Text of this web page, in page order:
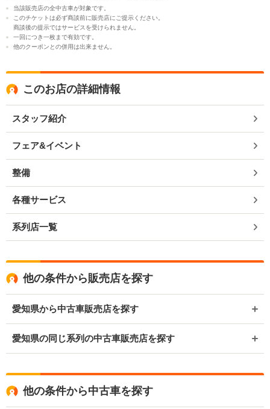
当該販売店の全中古車が対象です。
このチケットは必ず商談前に販売店にご提示ください。
商談後の提示ではサービスを受けられません。
一回につき一枚まで有効です。
他のクーポンとの併用は出来ません。
このお店の詳細情報
スタッフ紹介
フェア&イベント
整備
各種サービス
系列店一覧
他の条件から販売店を探す
愛知県から中古車販売店を探す
愛知県の同じ系列の中古車販売店を探す
他の条件から中古車を探す